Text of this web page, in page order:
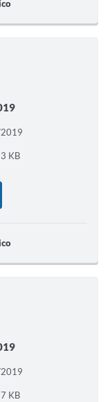
KB
KB